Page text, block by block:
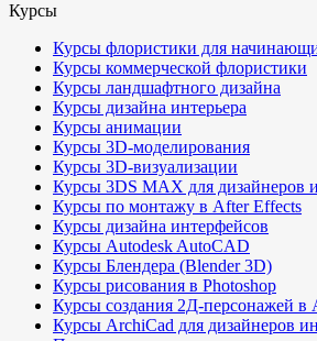
Курсы
Курсы флористики для
Курсы коммерческой флористики
Курсы ландшафтного дизайна
Курсы дизайна интерьера
Курсы анимации
Курсы 3D-моделирования
Курсы 3D-визуализации
Курсы 3DS MAX для дизайнеров
Курсы по монтажу в After Effects
Курсы дизайна интерфейсов
Курсы Autodesk AutoCAD
Курсы Блендера (Blender 3D)
Курсы рисования в Photoshop
Курсы создания 2Д-персонажей в
Курсы ArchiCad для дизайнеров